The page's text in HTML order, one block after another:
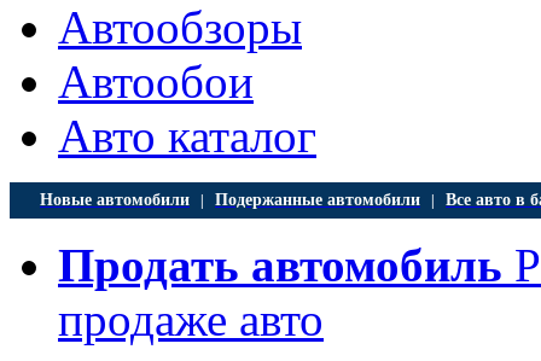
Автообзоры
Автообои
Авто каталог
Новые автомобили Подержанные автомобили Все авто в
Продать автомобиль
продаже авто